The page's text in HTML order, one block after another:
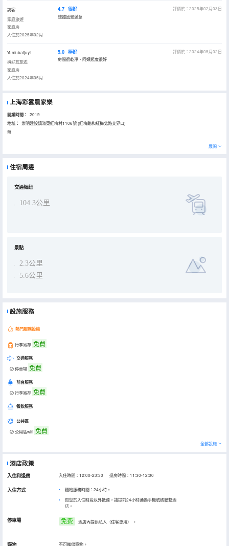
訪客
家庭旅遊
家庭房
入住於2025年02月
4.7 很好
評價於：2025年02月03日
總體感覺滿意
Yunfubaijuyi
與好友旅遊
家庭房
入住於2024年05月
5.0 極好
評價於：2024年05月02日
房間很乾凈，阿姨態度很好
上海彩雲農家樂
開業時間： 2019
地址：
崇明建設鎮滧東紅梅村1106號 (紅梅路和紅梅北路交界口)
無
展開
住宿周邊
交通樞紐
104.3公里
景點
2.3公里
5.6公里
設施服務
熱門服務設施
行李寄存 免費
交通服務
停車場 免費
前台服務
行李寄存 免費
餐飲服務
公共區
公用區wifi 免費
全部設施
酒店政策
入住和退房 入住時間：12:00-23:30 退房時間：11:30-12:00
入住方式
櫃枱服務時間：24小時。
如您於入住時段以外抵達，請提前24小時通過手機號碼聯繫酒
店。
停車場 免费 酒店內提供私人（住客專用） 。
不可攜帶寵物。